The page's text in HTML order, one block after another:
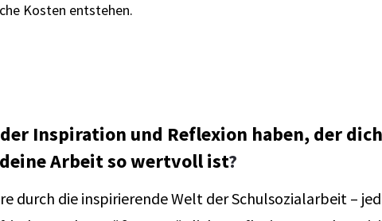
Kosten entstehen.
Inspiration und Reflexion haben, der
Arbeit so wertvoll ist?
durch die inspirierende Welt der Schulsozialarbeit –